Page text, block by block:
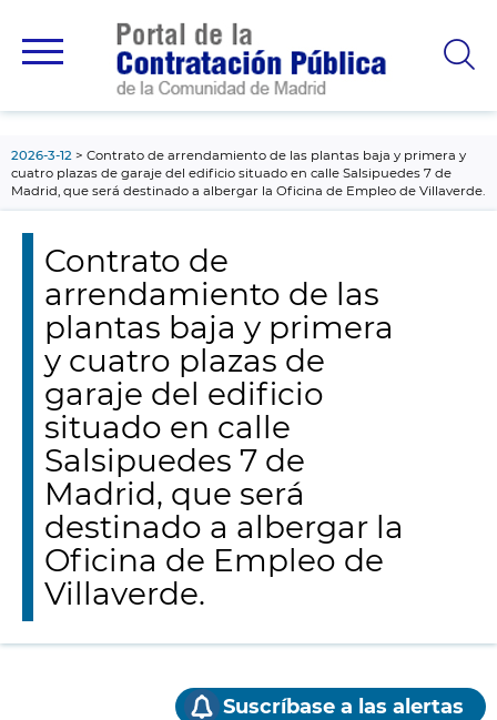
principal
2026-3-12
Contrato de arrendamiento de las plantas baja y primera y
cuatro plazas de garaje del edificio situado en calle Salsipuedes 7 de
Madrid, que será destinado a albergar la Oficina de Empleo de Villaverde.
Contrato de
arrendamiento de las
plantas baja y primera
y cuatro plazas de
garaje del edificio
situado en calle
Salsipuedes 7 de
Madrid, que será
destinado a albergar la
Oficina de Empleo de
Villaverde.
Suscríbase a las alertas